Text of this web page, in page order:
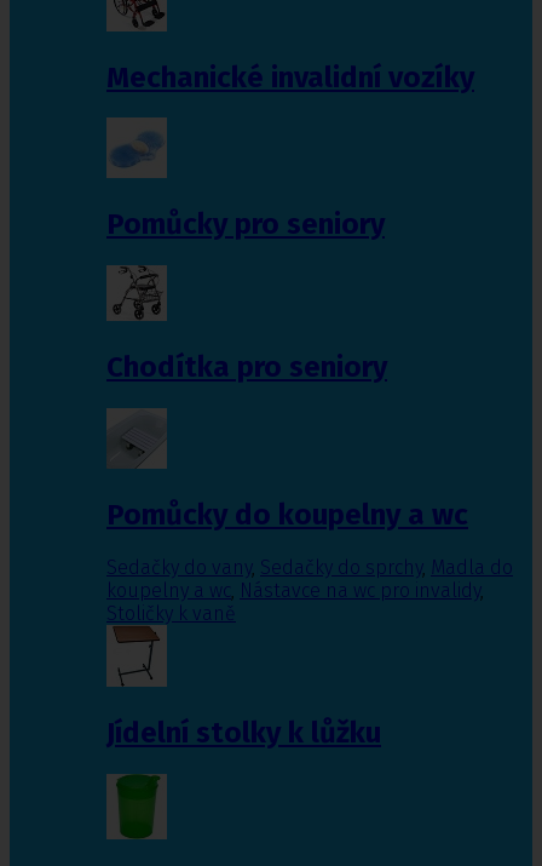
Mechanické invalidní vozíky
Pomůcky pro seniory
Chodítka pro seniory
Pomůcky do koupelny a wc
Sedačky do vany, Sedačky do sprchy, Madla do
koupelny a wc, Nástavce na wc pro invalidy,
Stoličky k vaně
Jídelní stolky k lůžku